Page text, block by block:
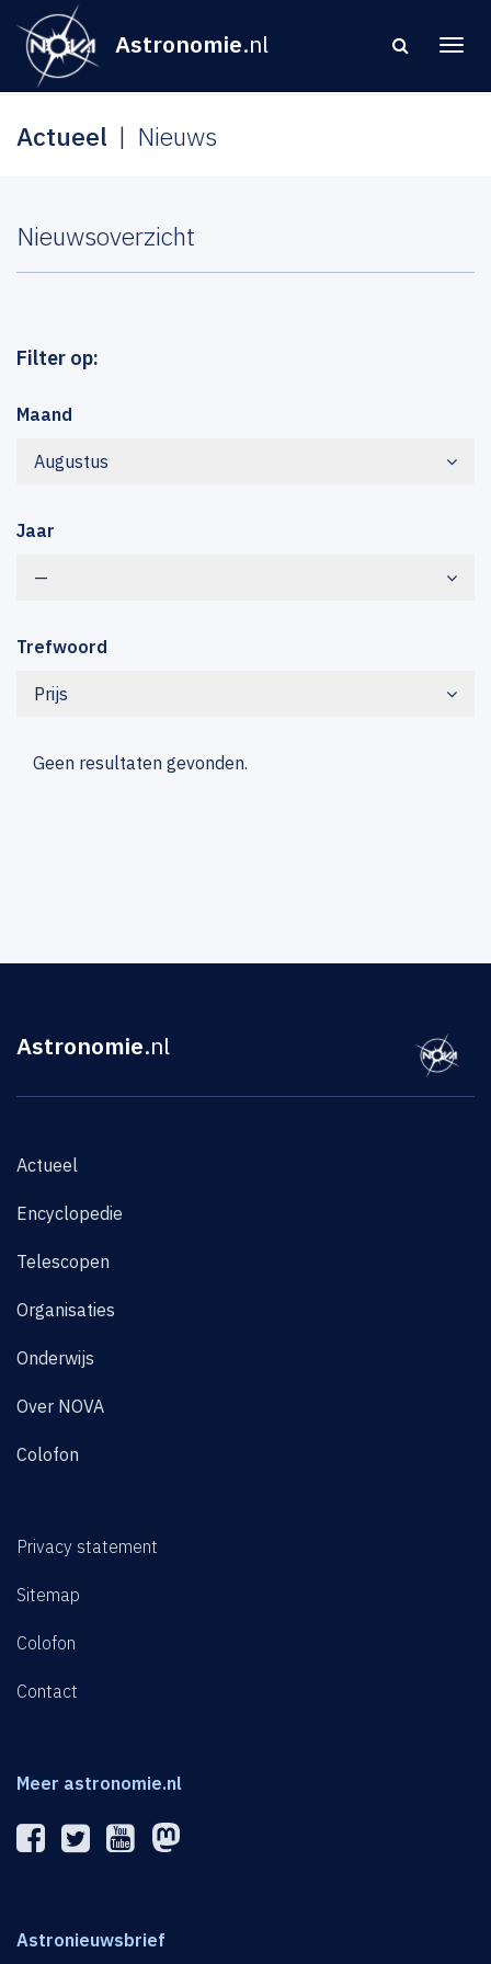
Astronomie.nl
Actueel Nieuws
Nieuwsoverzicht
Filter op:
Maand
Augustus
Jaar
—
Trefwoord
Prijs
Geen resultaten gevonden.
Astronomie.nl
Actueel
Encyclopedie
Telescopen
Organisaties
Onderwijs
Over NOVA
Colofon
Privacy statement
Sitemap
Colofon
Contact
Meer astronomie.nl
Astronieuwsbrief